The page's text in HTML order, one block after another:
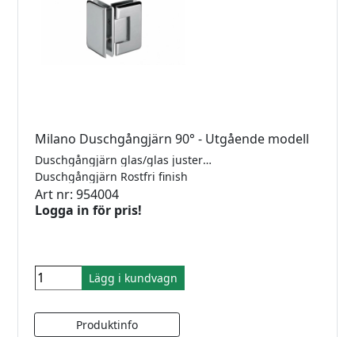
Milano Duschgångjärn 90° - Utgående modell
Duschgångjärn glas/glas justerbara med rundad och fasad kant. Mässing gångjärn till 6-12mm´s glas. självstängande från 15°. Justerbar vinkel. Max 40kg/par.
Duschgångjärn Rostfri finish
Art nr: 954004
Logga in för pris!
Lägg i kundvagn